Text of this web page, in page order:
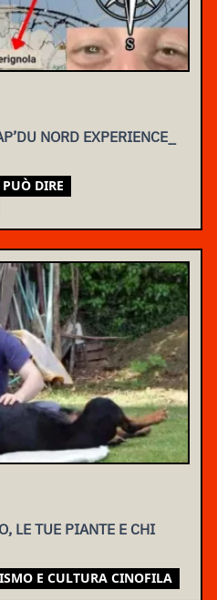
NORD EXPERIENCE_
DIRE
LE TUE PIANTE E CHI
E CULTURA CINOFILA